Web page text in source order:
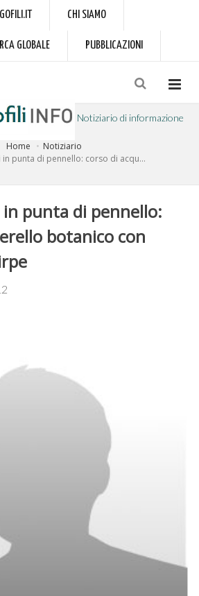
CHI SIAMO
GLOBALE PUBBLICAZIONI
Notiziario di informazione
Georgofili
Home
Notiziario
in punta di pennello: corso di acqu...
punta di pennello:
botanico con